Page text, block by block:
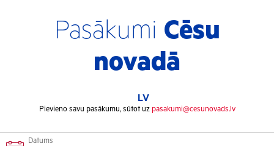
Pasākumi Cēsu
novadā
LV
Pievieno savu pasākumu, sūtot uz pasakumi@cesunovads.lv
Datums